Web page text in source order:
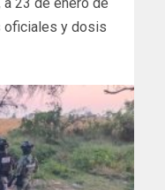
oficiales y dosis